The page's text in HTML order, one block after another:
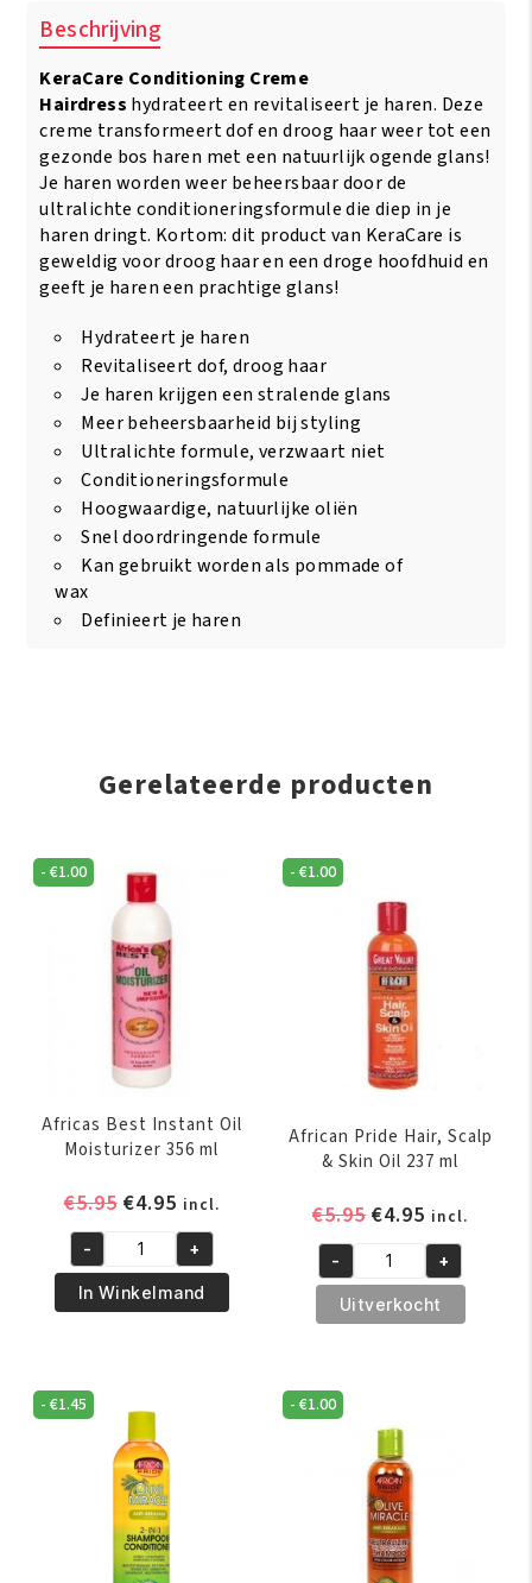
225g/8oz
aantal
Beschrijving
KeraCare Conditioning Creme
Hairdress hydrateert en revitaliseert je haren. Deze
creme transformeert dof en droog haar weer tot een
gezonde bos haren met een natuurlijk ogende glans!
Je haren worden weer beheersbaar door de
ultralichte conditioneringsformule die diep in je
haren dringt. Kortom: dit product van KeraCare is
geweldig voor droog haar en een droge hoofdhuid en
geeft je haren een prachtige glans!
Hydrateert je haren
Revitaliseert dof, droog haar
Je haren krijgen een stralende glans
Meer beheersbaarheid bij styling
Ultralichte formule, verzwaart niet
Conditioneringsformule
Hoogwaardige, natuurlijke oliën
Snel doordringende formule
Kan gebruikt worden als pommade of
wax
Definieert je haren
Gerelateerde producten
-€1.00
Africas Best Instant Oil
Moisturizer 356 ml
€5.95 Oorspronkelijke
was:
€5.95.
€4.95Huidige
prijs
is:
€4.95.
incl.
Africas
Best
Instant
356
aantal
- +
In Winkelmand
-€1.00
African Pride Hair, Scalp
& Skin Oil 237 ml
€5.95
was:
€5.95.
€4.95 Huidige
prijs
is:
€4.95.
incl.
African
Pride
Hair,
&
Skin
aantal
- +
Uitverkocht
-€1.45 -€1.00